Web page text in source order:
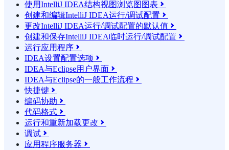
使用IntelliJ IDEA结构视图浏览图图表 
创建和编辑IntelliJ IDEA运行/调试配置 
更改IntelliJ IDEA运行/调试配置的默认值 
创建和保存IntelliJ IDEA临时运行/调试配置 
运行应用程序 
IDEA设置配置选项 
IDEA与Eclipse用户界面 
IDEA与Eclipse的一般工作流程 
快捷键 
编码协助 
代码格式 
运行和重新加载更改 
调试 
应用程序服务器 